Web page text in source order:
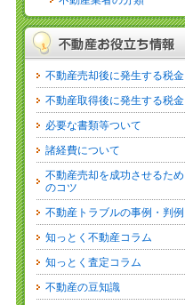
不動産売却後に発生する税金
不動産取得後に発生する税金
必要な書類等ついて
諸経費について
不動産売却を成功させるため
のコツ
不動産トラブルの事例・判例
知っとく不動産コラム
知っとく査定コラム
不動産の豆知識